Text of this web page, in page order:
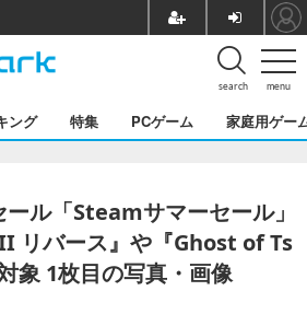
menu
search
ング 特集 PCゲーム 家庭用ゲー
ル「Steamサマーセール」
リバース』や『Ghost of Ts
象 1枚目の写真・画像